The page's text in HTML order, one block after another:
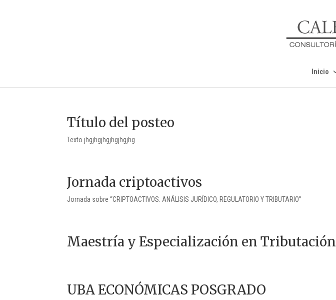
Inicio
Título del posteo
Texto jhgjhgjhgjhgjhgjhg
Jornada criptoactivos
Jornada sobre “CRIPTOACTIVOS. ANÁLISIS JURÍDICO, REGULATORIO Y TRIBUTARIO”
Maestría y Especialización en Tributación
UBA ECONÓMICAS POSGRADO